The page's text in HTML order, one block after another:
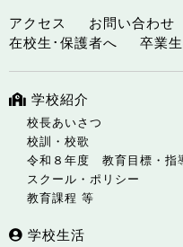
アクセス お問い合わせ
在校生･保護者へ
卒業
学校紹介
校長あいさつ
校訓・校歌
令和８年度 教育目標・指
スクール・ポリシー
教育課程 等
学校生活